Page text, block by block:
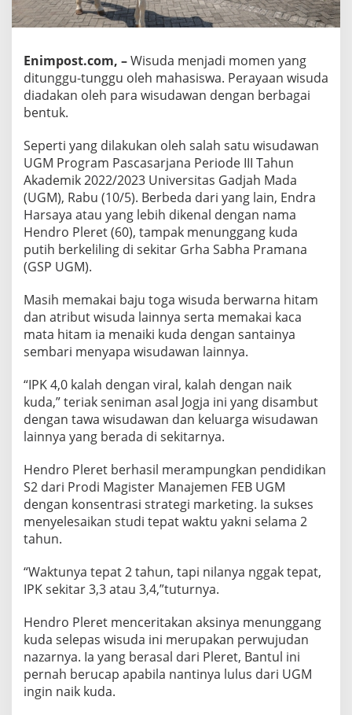
Enimpost.com, –Wisuda menjadi momen yang
ditunggu-tunggu oleh mahasiswa. Perayaan wisuda
diadakan oleh para wisudawan dengan berbagai
bentuk.
Seperti yang dilakukan oleh salah satu wisudawan
UGM Program Pascasarjana Periode III Tahun
Akademik 2022/2023 Universitas Gadjah Mada
(UGM), Rabu (10/5). Berbeda dari yang lain, Endra
Harsaya atau yang lebih dikenal dengan nama
Hendro Pleret (60), tampak menunggang kuda
putih berkeliling di sekitar Grha Sabha Pramana
(GSP UGM).
Masih memakai baju toga wisuda berwarna hitam
dan atribut wisuda lainnya serta memakai kaca
mata hitam ia menaiki kuda dengan santainya
sembari menyapa wisudawan lainnya.
“IPK 4,0 kalah dengan viral, kalah dengan naik
kuda,” teriak seniman asal Jogja ini yang disambut
dengan tawa wisudawan dan keluarga wisudawan
lainnya yang berada di sekitarnya.
Hendro Pleret berhasil merampungkan pendidikan
S2 dari Prodi Magister Manajemen FEB UGM
dengan konsentrasi strategi marketing. Ia sukses
menyelesaikan studi tepat waktu yakni selama 2
tahun.
“Waktunya tepat 2 tahun, tapi nilanya nggak tepat,
IPK sekitar 3,3 atau 3,4,”tuturnya.
Hendro Pleret menceritakan aksinya menunggang
kuda selepas wisuda ini merupakan perwujudan
nazarnya. Ia yang berasal dari Pleret, Bantul ini
pernah berucap apabila nantinya lulus dari UGM
ingin naik kuda.